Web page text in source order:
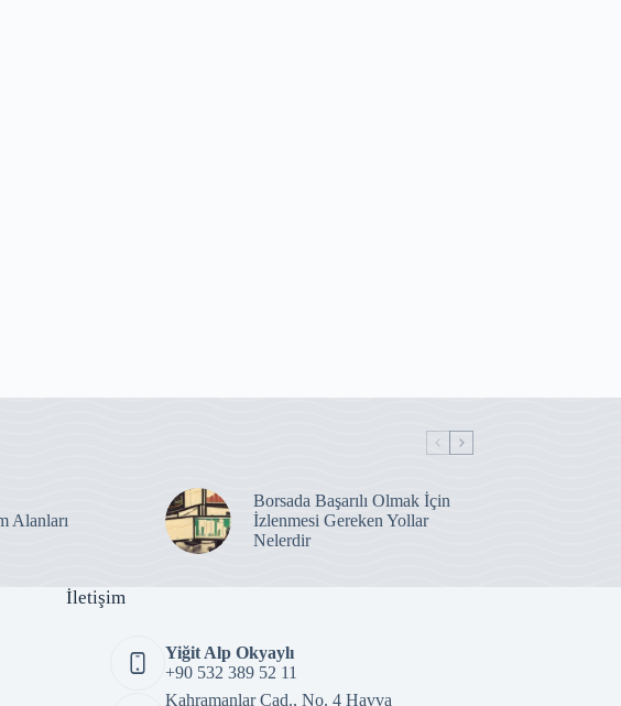
Alanları
Borsada Başarılı Olmak İçin
İzlenmesi Gereken Yollar
Nelerdir
İletişim
Yiğit Alp Okyaylı
+90 532 389 52 11
Kahramanlar Cad., No. 4 Havva